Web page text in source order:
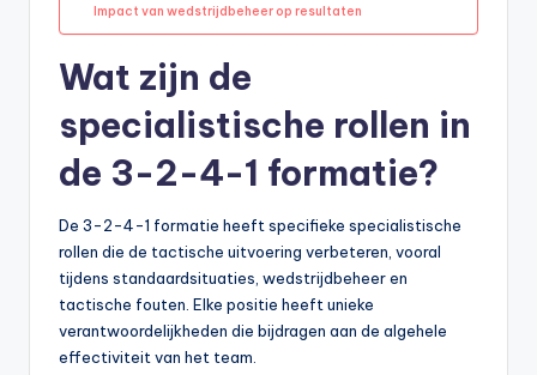
Impact van wedstrijdbeheer op resultaten
Wat zijn de
specialistische rollen in
de 3-2-4-1 formatie?
De 3-2-4-1 formatie heeft specifieke specialistische
rollen die de tactische uitvoering verbeteren, vooral
tijdens standaardsituaties, wedstrijdbeheer en
tactische fouten. Elke positie heeft unieke
verantwoordelijkheden die bijdragen aan de algehele
effectiviteit van het team.